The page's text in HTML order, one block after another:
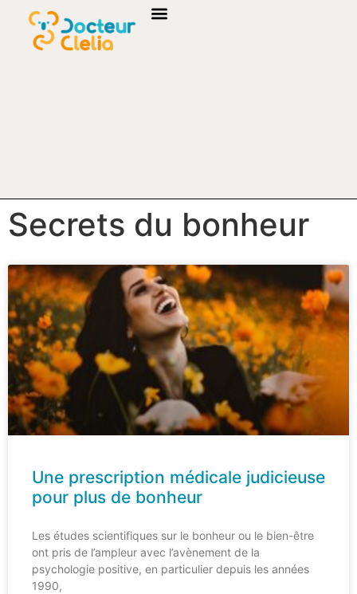
Secrets du bonheur
Une prescription médicale judicieuse
pour plus de bonheur
Les études scientifiques sur le bonheur ou le bien-être
ont pris de l’ampleur avec l’avènement de la
psychologie positive, en particulier depuis les années
1990,